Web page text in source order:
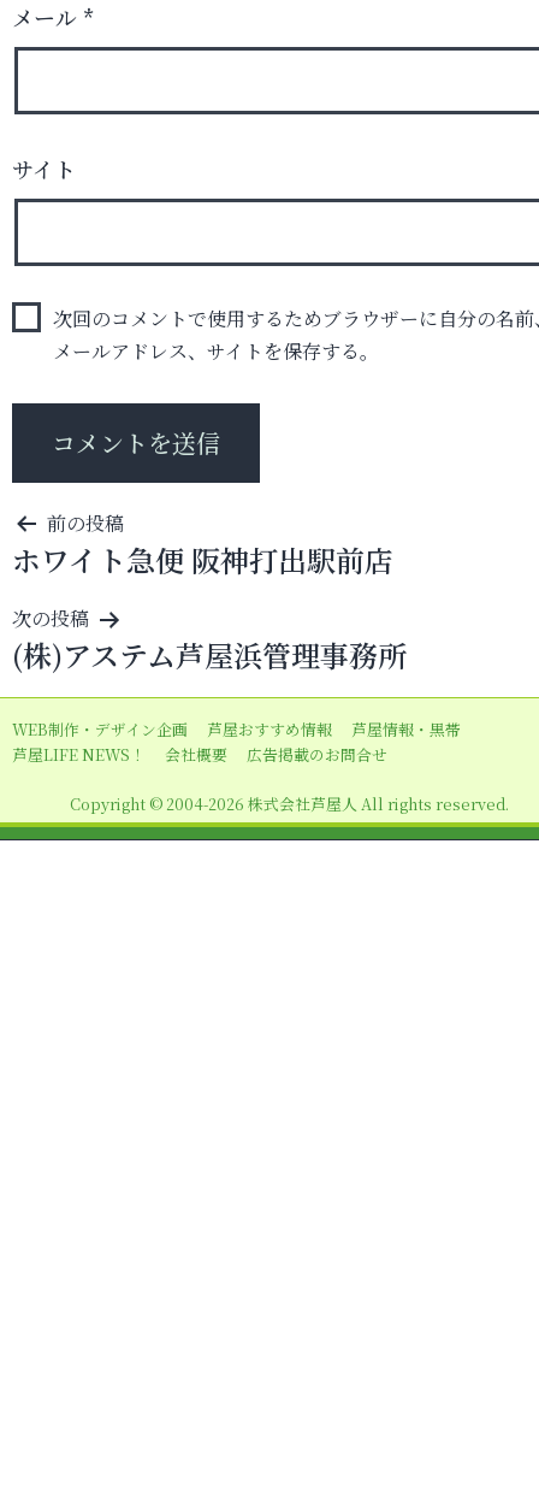
メール *
サイト
次回のコメントで使用するためブラウザーに自分の名前
メールアドレス、サイトを保存する。
投
稿
ナ
ビ
ゲ
ー
シ
ン
前の投稿
ホワイト急便 阪神打出駅前店
次の投稿
(株)アステム芦屋浜管理事務所
WEB制作・デザイン企画 芦屋おすすめ情報
芦屋情報・黒帯
芦屋LIFE NEWS！
会社概要 広告掲載のお問合せ
Copyright © 2004-2026 株式会社芦屋人 All rights reserved.